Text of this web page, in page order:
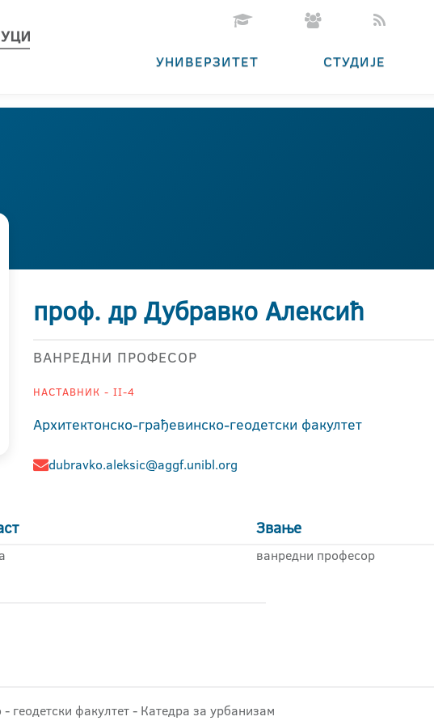
УНИВЕРЗИТЕТ СТУДИЈЕ
проф. др Дубравко Алексић
ВАНРЕДНИ ПРОФЕСОР
НАСТАВНИК - II-4
Архитектонско-грађевинско-геодетски факултет
dubravko.aleksic@aggf.unibl.org
Звање
ванредни професор
геодетски факултет - Катедра за урбанизам